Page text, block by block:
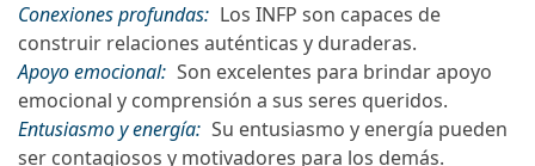
Conexiones profundas: Los INFP son capaces de
construir relaciones auténticas y duraderas.
Apoyo emocional: Son excelentes para brindar apoyo
emocional y comprensión a sus seres queridos.
Entusiasmo y energía: Su entusiasmo y energía pueden
ser contagiosos y motivadores para los demás.